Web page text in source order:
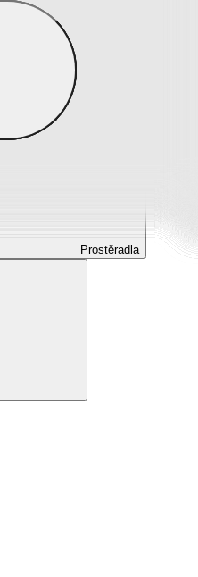
Prostěradla